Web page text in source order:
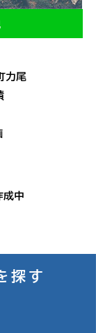
力尾
成中
探す